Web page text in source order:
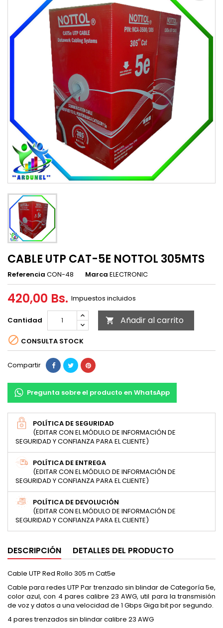
CABLE UTP CAT-5E NOTTOL 305MTS
Referencia CON-48 Marca ELECTRONIC
420,00 Bs. Impuestos incluidos
Cantidad  Añadir al carrito
 CONSULTA STOCK
Compartir
Pregunta sobre el producto en WhatsApp
POLÍTICA DE SEGURIDAD
(EDITAR CON EL MÓDULO DE INFORMACIÓN DE
SEGURIDAD Y CONFIANZA PARA EL CLIENTE)
POLÍTICA DE ENTREGA
(EDITAR CON EL MÓDULO DE INFORMACIÓN DE
SEGURIDAD Y CONFIANZA PARA EL CLIENTE)
POLÍTICA DE DEVOLUCIÓN
(EDITAR CON EL MÓDULO DE INFORMACIÓN DE
SEGURIDAD Y CONFIANZA PARA EL CLIENTE)
DESCRIPCIÓN DETALLES DEL PRODUCTO
Cable UTP Red Rollo 305 m Cat5e
Cable para redes UTP Par trenzado sin blindar de Categoría 5e,
color azul, con 4 pares calibre 23 AWG, util para la transmisión
de voz y datos a una velocidad de 1 Gbps Giga bit por segundo.
4 pares trenzados sin blindar calibre 23 AWG